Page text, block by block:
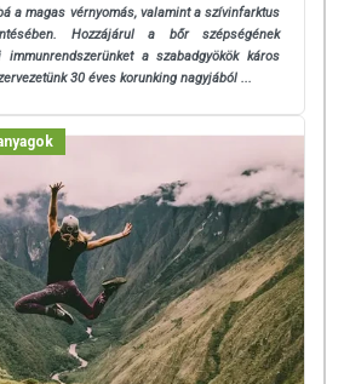
a magas vérnyomás, valamint a szívinfarktus
Hozzájárul a bőr szépségének
a szabadgyökök káros
30 éves korunking nagyjából ...